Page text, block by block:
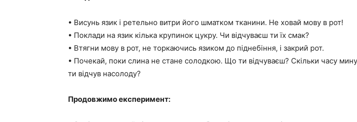
• Висунь язик і ретельно витри його шматком тканини. Не ховай мову в рот!
• Поклади на язик кілька крупинок цукру. Чи відчуваєш ти їх смак?
• Втягни мову в рот, не торкаючись язиком до піднебіння, і закрий рот.
• Почекай, поки слина не стане солодкою. Що ти відчуваєш? Скільки часу
ти відчув насолоду?
Продовжимо експеримент: